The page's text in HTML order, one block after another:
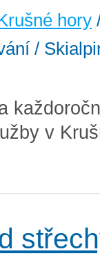
hory
/
v